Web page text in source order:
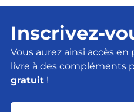
Inscrivez-
Vous aurez ainsi accès
livre à des compléments
gratuit !